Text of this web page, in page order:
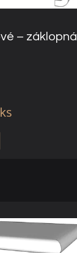
– záklopná